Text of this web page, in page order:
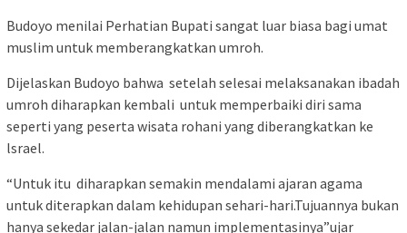
Budoyo menilai Perhatian Bupati sangat luar biasa bagi umat
muslim untuk memberangkatkan umroh.
Dijelaskan Budoyo bahwa setelah selesai melaksanakan ibadah
umroh diharapkan kembali untuk memperbaiki diri sama
seperti yang peserta wisata rohani yang diberangkatkan ke
lsrael.
“Untuk itu diharapkan semakin mendalami ajaran agama
untuk diterapkan dalam kehidupan sehari-hari.Tujuannya bukan
hanya sekedar jalan-jalan namun implementasinya”ujar